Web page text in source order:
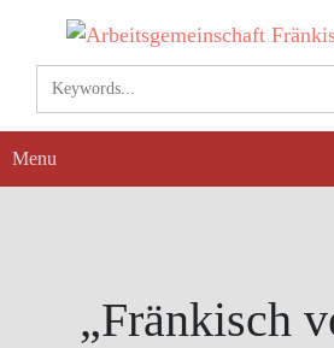
content
Menu
„Fränkisch